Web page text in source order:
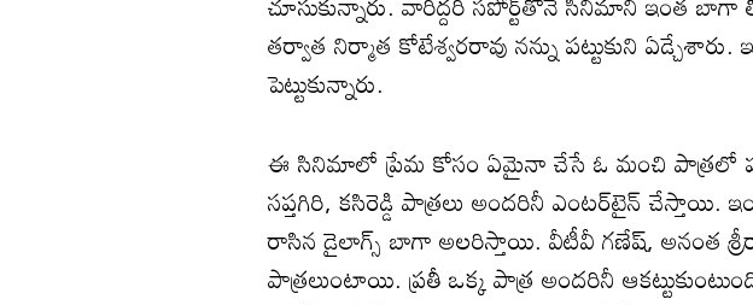
తర్వాత నిర్మాత కోటేశ్వరరావు నన్ను పట్టుకుని ఏడ్చేశారు.
పెట్టుకున్నారు.
ఈ సినిమాలో ప్రేమ కోసం ఏమైనా చేసే ఓ మంచి పాత్రలో
సప్తగిరి, కసిరెడ్డి పాత్రలు అందరినీ ఎంటర్‌టైన్ చేస్తాయి.
రాసిన డైలాగ్స్ బాగా అలరిస్తాయి. వీటీవీ గణేష్, అనంత
పాత్రలుంటాయి. ప్రతీ ఒక్క పాత్ర అందరినీ